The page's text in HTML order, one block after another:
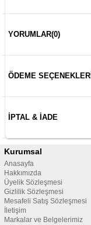
YORUMLAR(0)
ÖDEME SEÇENEKLERI
İPTAL & İADE
Kurumsal
Anasayfa
Hakkımızda
Üyelik Sözleşmesi
Gizlilik Sözleşmesi
Mesafeli Satış Sözleşmesi
İletişim
Markalar ve Belgelerimiz